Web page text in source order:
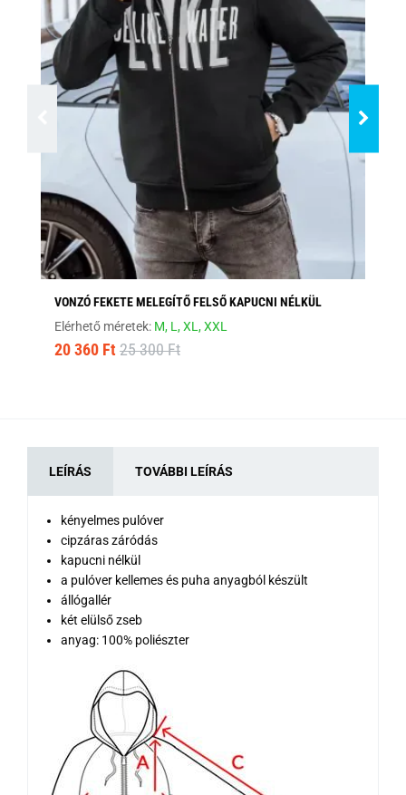
VONZÓ FEKETE MELEGÍTŐ FELSŐ KAPUCNI NÉLKÜL
Elérhető méretek: M, L,XL,XXL
20 360 Ft 25 300 Ft
LEÍRÁS TOVÁBBI LEÍRÁS
kényelmes pulóver
cipzáras záródás
kapucni nélkül
a pulóver kellemes és puha anyagból készült
állógallér
két elülső zseb
anyag: 100% poliészter